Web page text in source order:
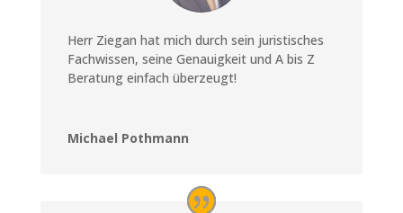
Herr Ziegan hat mich durch sein juristisches
Fachwissen, seine Genauigkeit und A bis Z
Beratung einfach überzeugt!
Michael Pothmann